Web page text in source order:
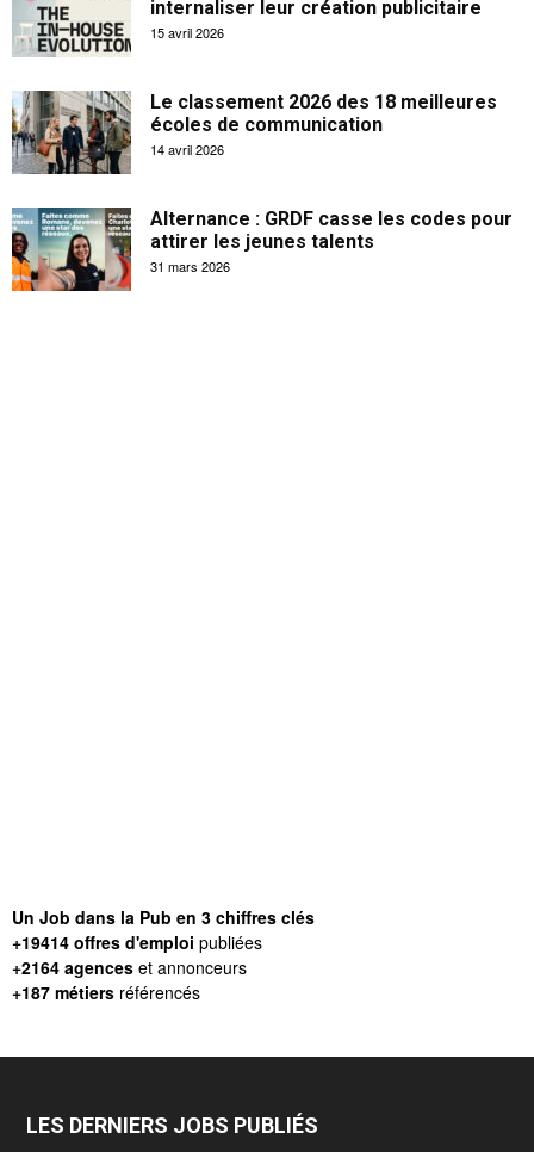
internaliser leur création publicitaire
15 avril 2026
Le classement 2026 des 18 meilleures
écoles de communication
14 avril 2026
Alternance : GRDF casse les codes pour
attirer les jeunes talents
31 mars 2026
Un Job dans la Pub en 3 chiffres clés
+19414 offres d'emploi publiées
+2164 agences et annonceurs
+187 métiers référencés
LES DERNIERS JOBS PUBLIÉS